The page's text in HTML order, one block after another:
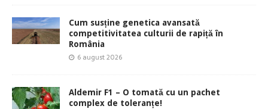
Cum susține genetica avansată
competitivitatea culturii de rapiță în
România
6 august 2026
Aldemir F1 – O tomată cu un pachet
complex de toleranțe!